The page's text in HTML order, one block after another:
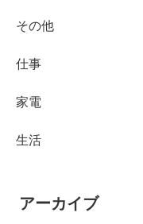
その他
仕事
家電
生活
アーカイブ